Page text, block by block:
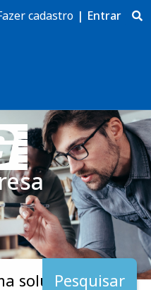
cadastro | Entrar
Pesquisar